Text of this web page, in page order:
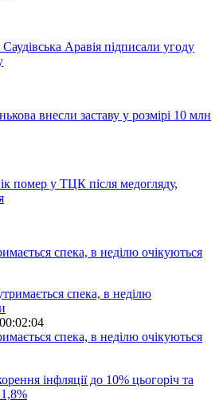
Аравія підписали угоду
внесли заставу у розмірі 10 млн
помер у ТЦК після медогляду,
спека, в неділю очікуються
спека, в неділю очікуються